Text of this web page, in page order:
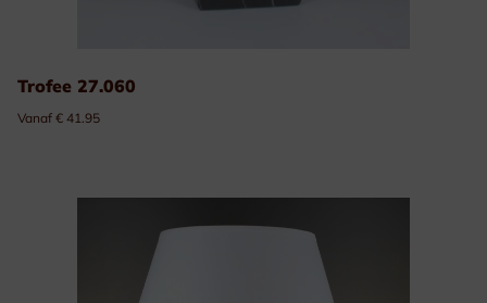
Trofee 27.060
Vanaf € 41.95